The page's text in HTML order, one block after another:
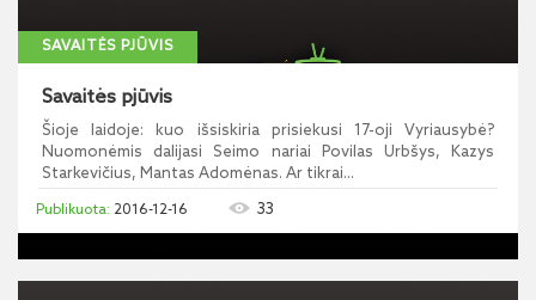
SAVAITĖS PJŪVIS
Savaitės pjūvis
Šioje laidoje: kuo išsiskiria prisiekusi 17-oji Vyriausybė?
Nuomonėmis dalijasi Seimo nariai Povilas Urbšys, Kazys
Starkevičius, Mantas Adomėnas. Ar tikrai...
2016-12-16 33